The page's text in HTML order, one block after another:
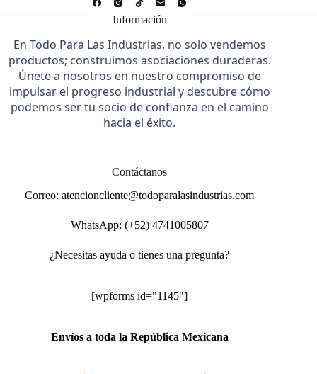
Información
En Todo Para Las Industrias, no solo vendemos
productos; construimos asociaciones duraderas.
Únete a nosotros en nuestro compromiso de
impulsar el progreso industrial y descubre cómo
podemos ser tu socio de confianza en el camino
hacia el éxito.
Contáctanos
Correo:atencioncliente@todoparalasindustrias.com
WhatsApp: (+52) 4741005807
¿Necesitas ayuda o tienes una pregunta?
[wpforms id="1145"]
Envíos a toda la República Mexicana